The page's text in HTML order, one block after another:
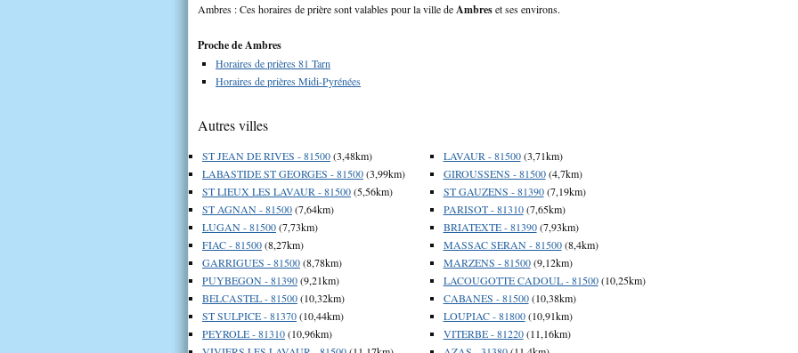
Ambres : Ces horaires de prière sont valables pour la ville deAmbreset ses environs.
Proche de Ambres
Horaires de prières 81 Tarn
Horaires de prières Midi-Pyrénées
Autres villes
ST JEAN DE RIVES - 81500(3,48km)
LABASTIDE ST GEORGES - 81500(3,99km)
ST LIEUX LES LAVAUR - 81500(5,56km)
ST AGNAN - 81500(7,64km)
LUGAN - 81500(7,73km)
FIAC - 81500(8,27km)
GARRIGUES - 81500(8,78km)
PUYBEGON - 81390(9,21km)
BELCASTEL - 81500(10,32km)
ST SULPICE - 81370(10,44km)
PEYROLE - 81310(10,96km)
LAVAUR - 81500(3,71km)
GIROUSSENS - 81500(4,7km)
ST GAUZENS - 81390(7,19km)
PARISOT - 81310(7,65km)
BRIATEXTE - 81390(7,93km)
MASSAC SERAN - 81500(8,4km)
MARZENS - 81500(9,12km)
LACOUGOTTE CADOUL - 81500(10,25km)
CABANES - 81500(10,38km)
LOUPIAC - 81800(10,91km)
VITERBE - 81220(11,16km)